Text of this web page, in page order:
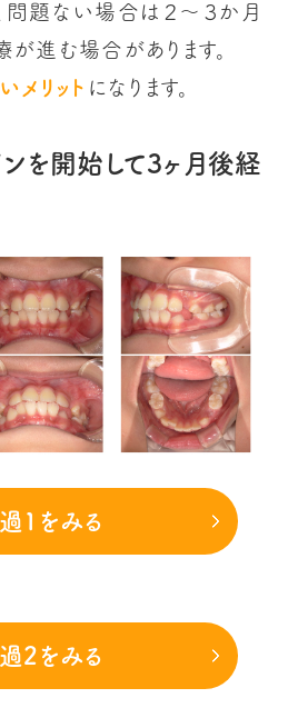
問題ない場合は２～３か月
進む場合があります。
メリット になります。
ンを開始して3ヶ月後経
1をみる
2をみる